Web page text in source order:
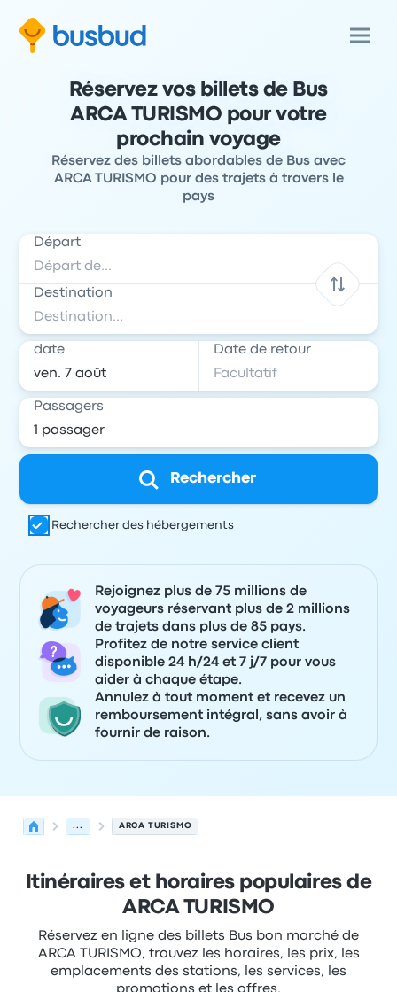
Réservez vos billets de Bus
ARCA TURISMO pour votre
prochain voyage
Réservez des billets abordables de Bus avec
ARCA TURISMO pour des trajets à travers le
pays
Départ
Destination
date Date de retour
Passagers
Rechercher
Rechercher des hébergements
Rejoignez plus de 75 millions de
voyageurs réservant plus de 2 millions
de trajets dans plus de 85 pays.
Profitez de notre service client
disponible 24 h/24 et 7 j/7 pour vous
aider à chaque étape.
Annulez à tout moment et recevez un
remboursement intégral, sans avoir à
fournir de raison.
... ARCA TURISMO
Itinéraires et horaires populaires de
ARCA TURISMO
Réservez en ligne des billets Bus bon marché de
ARCA TURISMO, trouvez les horaires, les prix, les
emplacements des stations, les services, les
promotions et les offres.